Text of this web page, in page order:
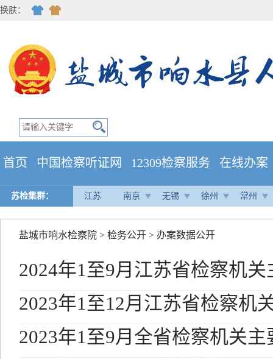
换肤：
首页 中国检察听证网 12309检察服务 在线办案
苏检集群： 江苏 南京 无锡 徐州 常州
盐城市响水检察院 > 检务公开 > 办案数据公开
2024年1至9月江苏省检察机
2023年1至12月江苏省检察机
2023年1至9月全省检察机关